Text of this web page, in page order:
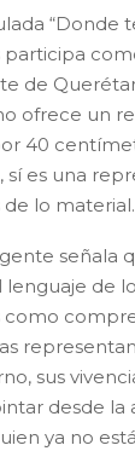
“Donde
participa
de
ofrece un
40
sí es una
de lo material.
señala
de
como
sus
desde la
ya no